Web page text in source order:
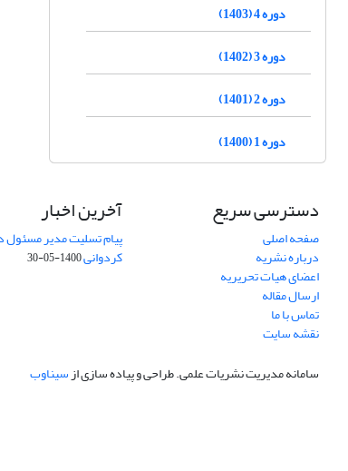
دوره 4 (1403)
دوره 3 (1402)
دوره 2 (1401)
دوره 1 (1400)
دسترسی سریع
صفحه اصلی
درباره نشریه
اعضای هیات تحریریه
ارسال مقاله
تماس با ما
نقشه سایت
آخرین اخبار
پیام تسلیت مدیر
کردوانی1400-05-30
سامانه مدیریت نشریات علمی.طراحی و پیاده سازی ازسیناوب